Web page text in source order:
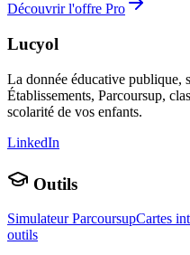
Découvrir l'offre Pro
Lucyol
La donnée éducative publique,
Établissements, Parcoursup,
scolarité de vos enfants.
LinkedIn
Outils
Simulateur ParcoursupCartes
outils